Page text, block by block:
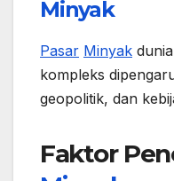
Minyak
Pasar Minyak
kompleks
geopolitik, dan
Faktor